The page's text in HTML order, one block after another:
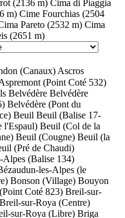
(2136 m) Cima di Piaggia
m) Cime Fourchias (2504
Pareto (2532 m) Cima
(2651 m)
(Canaux) Ascros
(Point Coté 532)
Belvédère Belvédère
Belvédère (Pont du
Beuil Beuil (Balise 17-
l'Espaul) Beuil (Col de la
Beuil (Cougne) Beuil (la
(Pré de Chaudi)
Alpes (Balise 134)
les-Alpes (le
Bonson (Village) Bouyon
Coté 823) Breil-sur-
Breil-sur-Roya (Centre)
sur-Roya (Libre) Briga